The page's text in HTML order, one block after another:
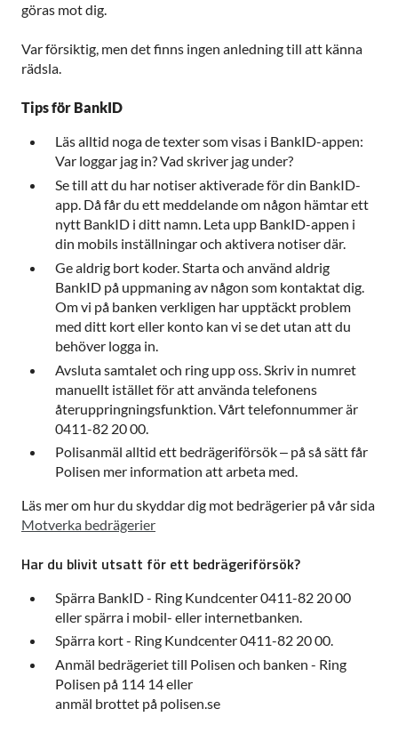
göras mot dig.
Var försiktig, men det finns ingen anledning till att känna
rädsla.
Tips för BankID
Läs alltid noga de texter som visas i BankID-appen:
Var loggar jag in? Vad skriver jag under?
Se till att du har notiser aktiverade för din BankID-
app. Då får du ett meddelande om någon hämtar ett
nytt BankID i ditt namn. Leta upp BankID-appen i
din mobils inställningar och aktivera notiser där.
Ge aldrig bort koder. Starta och använd aldrig
BankID på uppmaning av någon som kontaktat dig.
Om vi på banken verkligen har upptäckt problem
med ditt kort eller konto kan vi se det utan att du
behöver logga in.
Avsluta samtalet och ring upp oss. Skriv in numret
manuellt istället för att använda telefonens
återuppringningsfunktion. Vårt telefonnummer är
0411-82 20 00.
Polisanmäl alltid ett bedrägeriförsök – på så sätt får
Polisen mer information att arbeta med.
Läs mer om hur du skyddar dig mot bedrägerier på vår sida
Motverka bedrägerier
Har du blivit utsatt för ett bedrägeriförsök?
Spärra BankID - Ring Kundcenter 0411-82 20 00
eller spärra i mobil- eller internetbanken.
Spärra kort - Ring Kundcenter 0411-82 20 00.
Anmäl bedrägeriet till Polisen och banken - Ring
Polisen på 114 14 eller
anmäl brottet på polisen.se